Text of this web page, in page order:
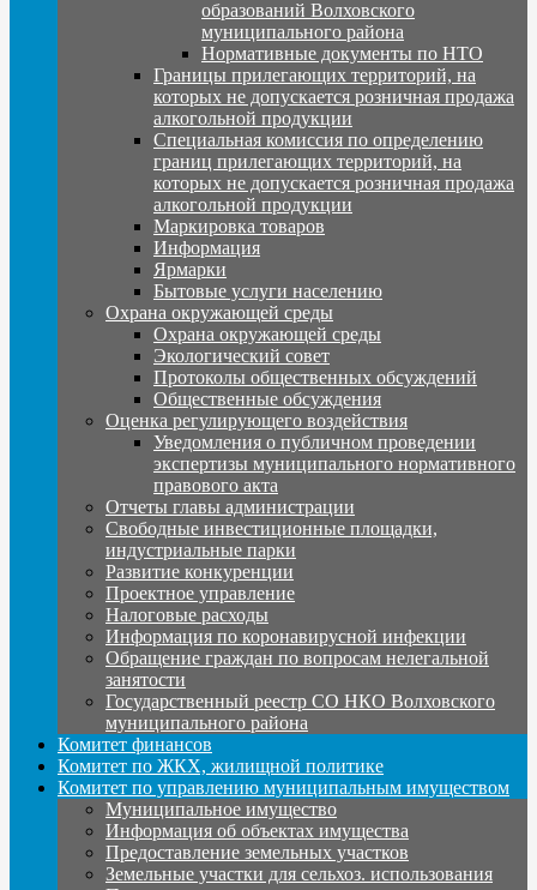
образований Волховского
муниципального района
Нормативные документы по НТО
Границы прилегающих территорий, на
которых не допускается розничная продажа
алкогольной продукции
Специальная комиссия по определению
границ прилегающих территорий, на
которых не допускается розничная продажа
алкогольной продукции
Маркировка товаров
Информация
Ярмарки
Бытовые услуги населению
Охрана окружающей среды
Охрана окружающей среды
Экологический совет
Протоколы общественных обсуждений
Общественные обсуждения
Оценка регулирующего воздействия
Уведомления о публичном проведении
экспертизы муниципального нормативного
правового акта
Отчеты главы администрации
Свободные инвестиционные площадки,
индустриальные парки
Развитие конкуренции
Проектное управление
Налоговые расходы
Информация по коронавирусной инфекции
Обращение граждан по вопросам нелегальной
занятости
Государственный реестр СО НКО Волховского
муниципального района
Комитет финансов
Комитет по ЖКХ, жилищной политике
Комитет по управлению муниципальным имуществом
Муниципальное имущество
Информация об объектах имущества
Предоставление земельных участков
Земельные участки для сельхоз. использования